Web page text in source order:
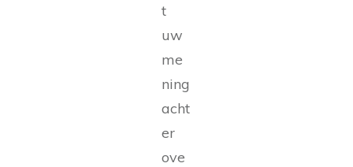
t
uw
me
ning
acht
er
ove